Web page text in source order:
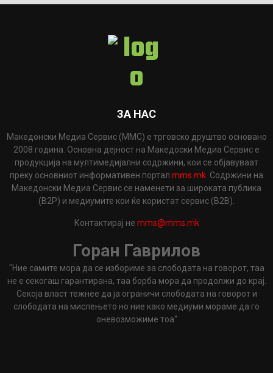
ЗА НАС
Македонски Медиа Сервис (ММС) е трговско друштво основано
2008 година. Основна дејност на Македоски Медиа Сервис е
продукција на мултимедијални содржини, кои се објавуваат
преку основниот информативен портал mms.mk . Содржини на
Македонски Медиа Сервис се наменети за широката публика
(B2P) и медиумите кои ќе користат сервис (B2B).
Контактирај не mms@mms.mk
Горан Гаврилов
"Ние самите мора да се избориме за слободата на говорот, таа
не е секогаш гарантирана, таа борба мора да продолжи до крај.
Секоја власт тежнее да ја ограничи слободата на говорот и
слободата на мислењето но ние како медиуми мораме да го
оневозможиме тоа"